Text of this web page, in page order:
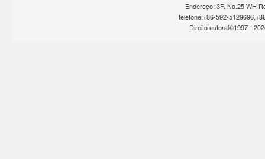
Endereço: 3F, No.25 WH
telefone:+86-592-
Direito autoral©1997 -